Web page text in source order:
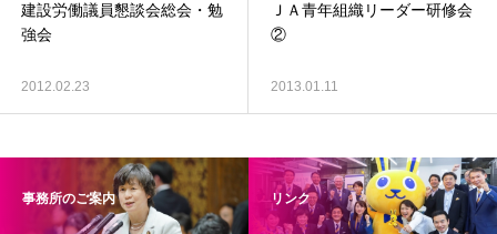
建設労働議員懇談会総会・勉
強会
2012.02.23
ＪＡ青年組織リーダー研修会
②
2013.01.11
事務所のご案内 リンク